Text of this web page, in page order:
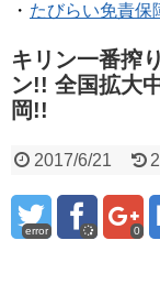
・ たびらい免責保
キリン一番搾
ン!! 全国拡大
岡!!
2017/6/21
error 0